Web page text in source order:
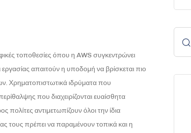
τοποθεσίες όπου η AWS συγκεντρώνει
απαιτούν η υποδομή να βρίσκεται πιο
Χρηματοπιστωτικά ιδρύματα που
που διαχειρίζονται ευαίσθητα
αντιμετωπίζουν όλοι την ίδια
τους πρέπει να παραμένουν τοπικά και η